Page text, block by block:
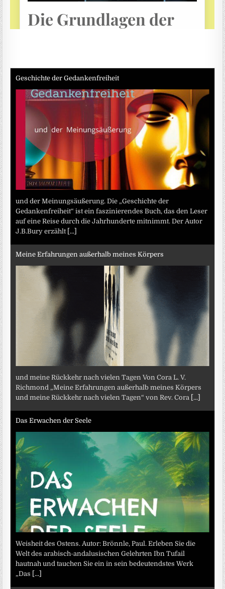
Geschichte der Gedankenfreiheit
und der Meinungsäußerung. Die „Geschichte der
Gedankenfreiheit“ ist ein faszinierendes Buch, das den Leser
auf eine Reise durch die Jahrhunderte mitnimmt. Der Autor
J.B.Bury erzählt [...]
Meine Erfahrungen außerhalb meines Körpers
und meine Rückkehr nach vielen Tagen Von Cora L. V.
Richmond „Meine Erfahrungen außerhalb meines Körpers
und meine Rückkehr nach vielen Tagen“ von Rev. Cora [...]
Das Erwachen der Seele
Weisheit des Ostens. Autor: Brönnle, Paul. Erleben Sie die
Welt des arabisch-andalusischen Gelehrten Ibn Tufail
hautnah und tauchen Sie ein in sein bedeutendstes Werk
„Das [...]